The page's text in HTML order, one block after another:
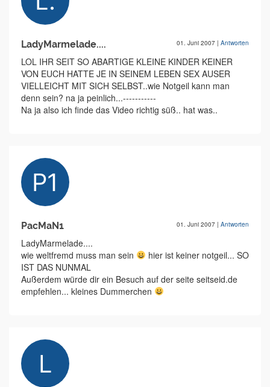
LadyMarmelade.... 01. Juni 2007 | Antworten
LOL IHR SEIT SO ABARTIGE KLEINE KINDER KEINER
VON EUCH HATTE JE IN SEINEM LEBEN SEX AUSER
VIELLEICHT MIT SICH SELBST..wie Notgeil kann man
denn sein? na ja peinlich...-----------
Na ja also ich finde das Video richtig süß.. hat was..
PacMaN1 01. Juni 2007 | Antworten
LadyMarmelade....
wie weltfremd muss man sein
hier ist keiner notgeil... SO
IST DAS NUNMAL
Außerdem würde dir ein Besuch auf der seite seitseid.de
empfehlen... kleines Dummerchen